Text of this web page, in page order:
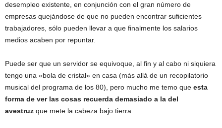
desempleo existente, en conjunción con el gran número de
empresas quejándose de que no pueden encontrar suficientes
trabajadores, sólo pueden llevar a que finalmente los salarios
medios acaben por repuntar.
Puede ser que un servidor se equivoque, al fin y al cabo ni siquiera
tengo una «bola de cristal» en casa (más allá de un recopilatorio
musical del programa de los 80), pero mucho me temo que esta
forma de ver las cosas recuerda demasiado a la del
avestruz que mete la cabeza bajo tierra.